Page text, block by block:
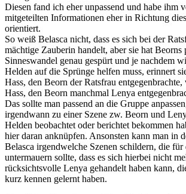
Diesen fand ich eher unpassend und habe ihm
mitgeteilten Informationen eher in Richtung
orientiert.
So weiß Belasca nicht, dass es sich bei der
mächtige Zauberin handelt, aber sie hat Beorns
Sinneswandel genau gespürt und je nachdem
Helden auf die Sprünge helfen muss, erinnert
Hass, den Beorn der Ratsfrau
Hass, den Beorn manchmal Lenya
Das sollte man passend an die Gruppe
irgendwann zu einer Szene zw. Beorn und
Helden beobachtet oder berichtet bekommen
hier daran anknüpfen. Ansonsten kann man in
Belasca irgendwelche Szenen schildern, die für
untermauern sollte, dass es sich hierbei nicht
rücksichtsvolle Lenya gehandelt haben kann,
kurz kennen gelernt haben.